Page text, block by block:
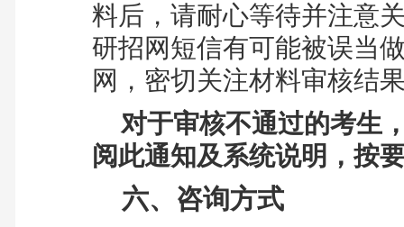
料后，请耐心等待并注意
研招网短信有可能被误当
网，密切关注材料审核结
对于审核不通过的考生
阅此通知及系统说明，按
六、咨询方式